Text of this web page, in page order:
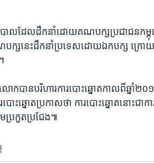
ា​ភិបាល​ដែល​ដឹក​នាំ​ដោយ​គណបក្ស​ប្រជាជន​កម្
ក្ស​នេះ​ដឹក​នាំ​ប្រទេស​ដោយ​ឯកបក្ស​ ក្រោ
បាន​បរិហារ​ការ​បោះឆ្នោត​កាល​ពី​ឆ្នាំ​២០១
ោះឆ្នោត​ប្រកាស​ថា ​ការ​បោះ​ឆ្នោត​នោះ​ជា​
រកួត​ប្រជែង៕